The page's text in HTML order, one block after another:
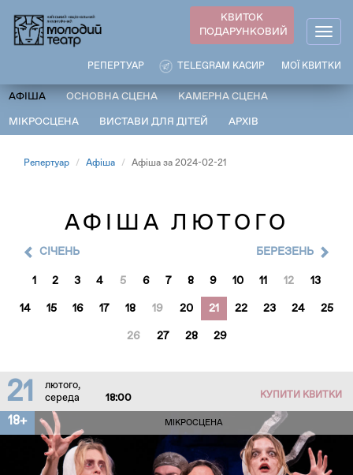
основного
КВИТОК
ПОДАРУНКОВИЙ
МОЇ КВИТКИ
TELEGRAM КАСИР
РЕПЕРТУАР
АФІША ОСНОВНА СЦЕНА КАМЕРНА СЦЕНА
МІКРОСЦЕНА ВИСТАВИ ДЛЯ ДІТЕЙ АРХІВ
Репертуар Афіша Афіша за 2024-02-21
АФІША ЛЮТОГО
CІЧЕНЬ
1 2 3 4 5 6 7 8 9 10 11 12 13
14 15 16 17 18 19 20 21 22 23 24 25
26 27 28 29
БЕРЕЗЕНЬ
21
лютого,
середа
18:00 КУПИТИ КВИТКИ
18+ МІКРОСЦЕНА